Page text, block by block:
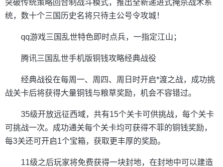
突破传统策略回合制战斗模式，推出全新递进式掩杀战术系
统，数十个三国历史名将只待主公号令攻城！
qq游戏三国乱世特色即时点兵，一指定江山；
腾讯三国乱世手机版铜钱攻略经典战役
经典战役在每周一、周四、周日时开启*渡之战，成功挑
战关卡后将获得大量铜钱与粮草奖励，机会不容错过。
35级开放远征西域，共有15个关卡可供挑战，每个关卡
可挑战一次。成功通关每个关卡均可获得不菲的铜钱奖励，
每3关还可开启1个宝箱，获取更丰厚的奖励。
11级之后玩家将免费获得一块封地，在封地中可以建造